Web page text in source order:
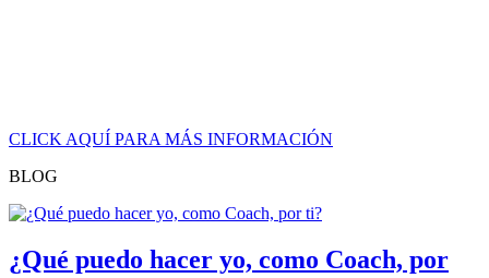
CLICK AQUÍ PARA MÁS INFORMACIÓN
BLOG
¿Qué puedo hacer yo, como Coach, por